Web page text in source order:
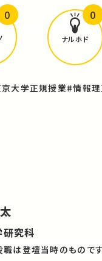
どんな学びがありま
0
ナルホド
0
大学正規授業#情報
究科
は登壇当時のものです